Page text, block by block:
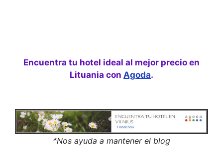
Encuentra tu hotel ideal al mejor precio en
Lituania con Agoda.
*Nos ayuda a mantener el blog